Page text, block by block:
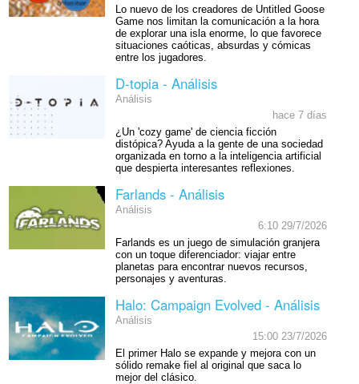
Lo nuevo de los creadores de Untitled Goose
Game nos limitan la comunicación a la hora
de explorar una isla enorme, lo que favorece
situaciones caóticas, absurdas y cómicas
entre los jugadores.
D-topia - Análisis
Análisis
hace 7 días
¿Un 'cozy game' de ciencia ficción
distópica? Ayuda a la gente de una sociedad
organizada en torno a la inteligencia artificial
que despierta interesantes reflexiones.
Farlands - Análisis
Análisis
6:10 29/7/2026
Farlands es un juego de simulación granjera
con un toque diferenciador: viajar entre
planetas para encontrar nuevos recursos,
personajes y aventuras.
Halo: Campaign Evolved - Análisis
Análisis
15:00 23/7/2026
El primer Halo se expande y mejora con un
sólido remake fiel al original que saca lo
mejor del clásico.